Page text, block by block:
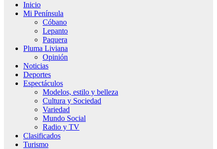
Inicio
Mi Península
Cóbano
Lepanto
Paquera
Pluma Liviana
Opinión
Noticias
Deportes
Espectáculos
Modelos, estilo y belleza
Cultura y Sociedad
Variedad
Mundo Social
Radio y TV
Clasificados
Turismo